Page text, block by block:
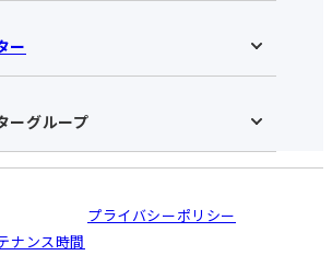
日文化センターHOME
せ
ス･営業時間
込みの流れ
受講のご案内
ー
化センターHOME
化センターとは
約・会員特典
ガイド
イン講座受講の手順
イトのよくある質問
ーグループ
犬山
プライバシーポリシー
ナンス時間